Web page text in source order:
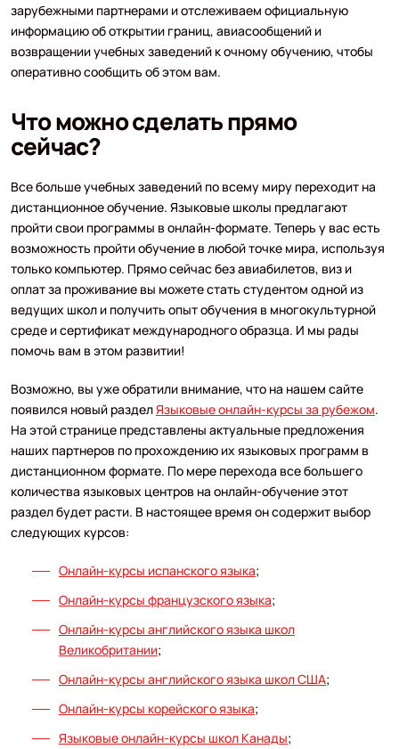
зарубежными партнерами и отслеживаем официальную
информацию об открытии границ, авиасообщений и
возвращении учебных заведений к очному обучению, чтобы
оперативно сообщить об этом вам.
Что можно сделать прямо
сейчас?
Все больше учебных заведений по всему миру переходит на
дистанционное обучение. Языковые школы предлагают
пройти свои программы в онлайн-формате. Теперь у вас есть
возможность пройти обучение в любой точке мира, используя
только компьютер. Прямо сейчас без авиабилетов, виз и
оплат за проживание вы можете стать студентом одной из
ведущих школ и получить опыт обучения в многокультурной
среде и сертификат международного образца. И мы рады
помочь вам в этом развитии!
Возможно, вы уже обратили внимание, что на нашем сайте
появился новый разделЯзыковые онлайн-курсы за рубежом.
На этой странице представлены актуальные предложения
наших партнеров по прохождению их языковых программ в
дистанционном формате. По мере перехода все большего
количества языковых центров на онлайн-обучение этот
раздел будет расти. В настоящее время он содержит выбор
следующих курсов:
Онлайн-курсы испанского языка;
Онлайн-курсы французского языка;
Онлайн-курсы английского языка школ
Великобритании;
Онлайн-курсы английского языка школ США;
Онлайн-курсы корейского языка;
Языковые онлайн-курсы школ Канады;